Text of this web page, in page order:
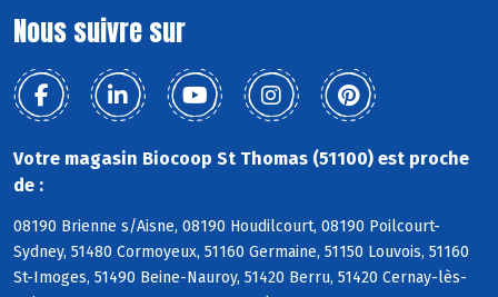
Nous suivre sur
Votre magasin Biocoop St Thomas (51100) est proche
de :
08190 Brienne s/Aisne, 08190 Houdilcourt, 08190 Poilcourt-
Sydney, 51480 Cormoyeux, 51160 Germaine, 51150 Louvois, 51160
St-Imoges, 51490 Beine-Nauroy, 51420 Berru, 51420 Cernay-lès-